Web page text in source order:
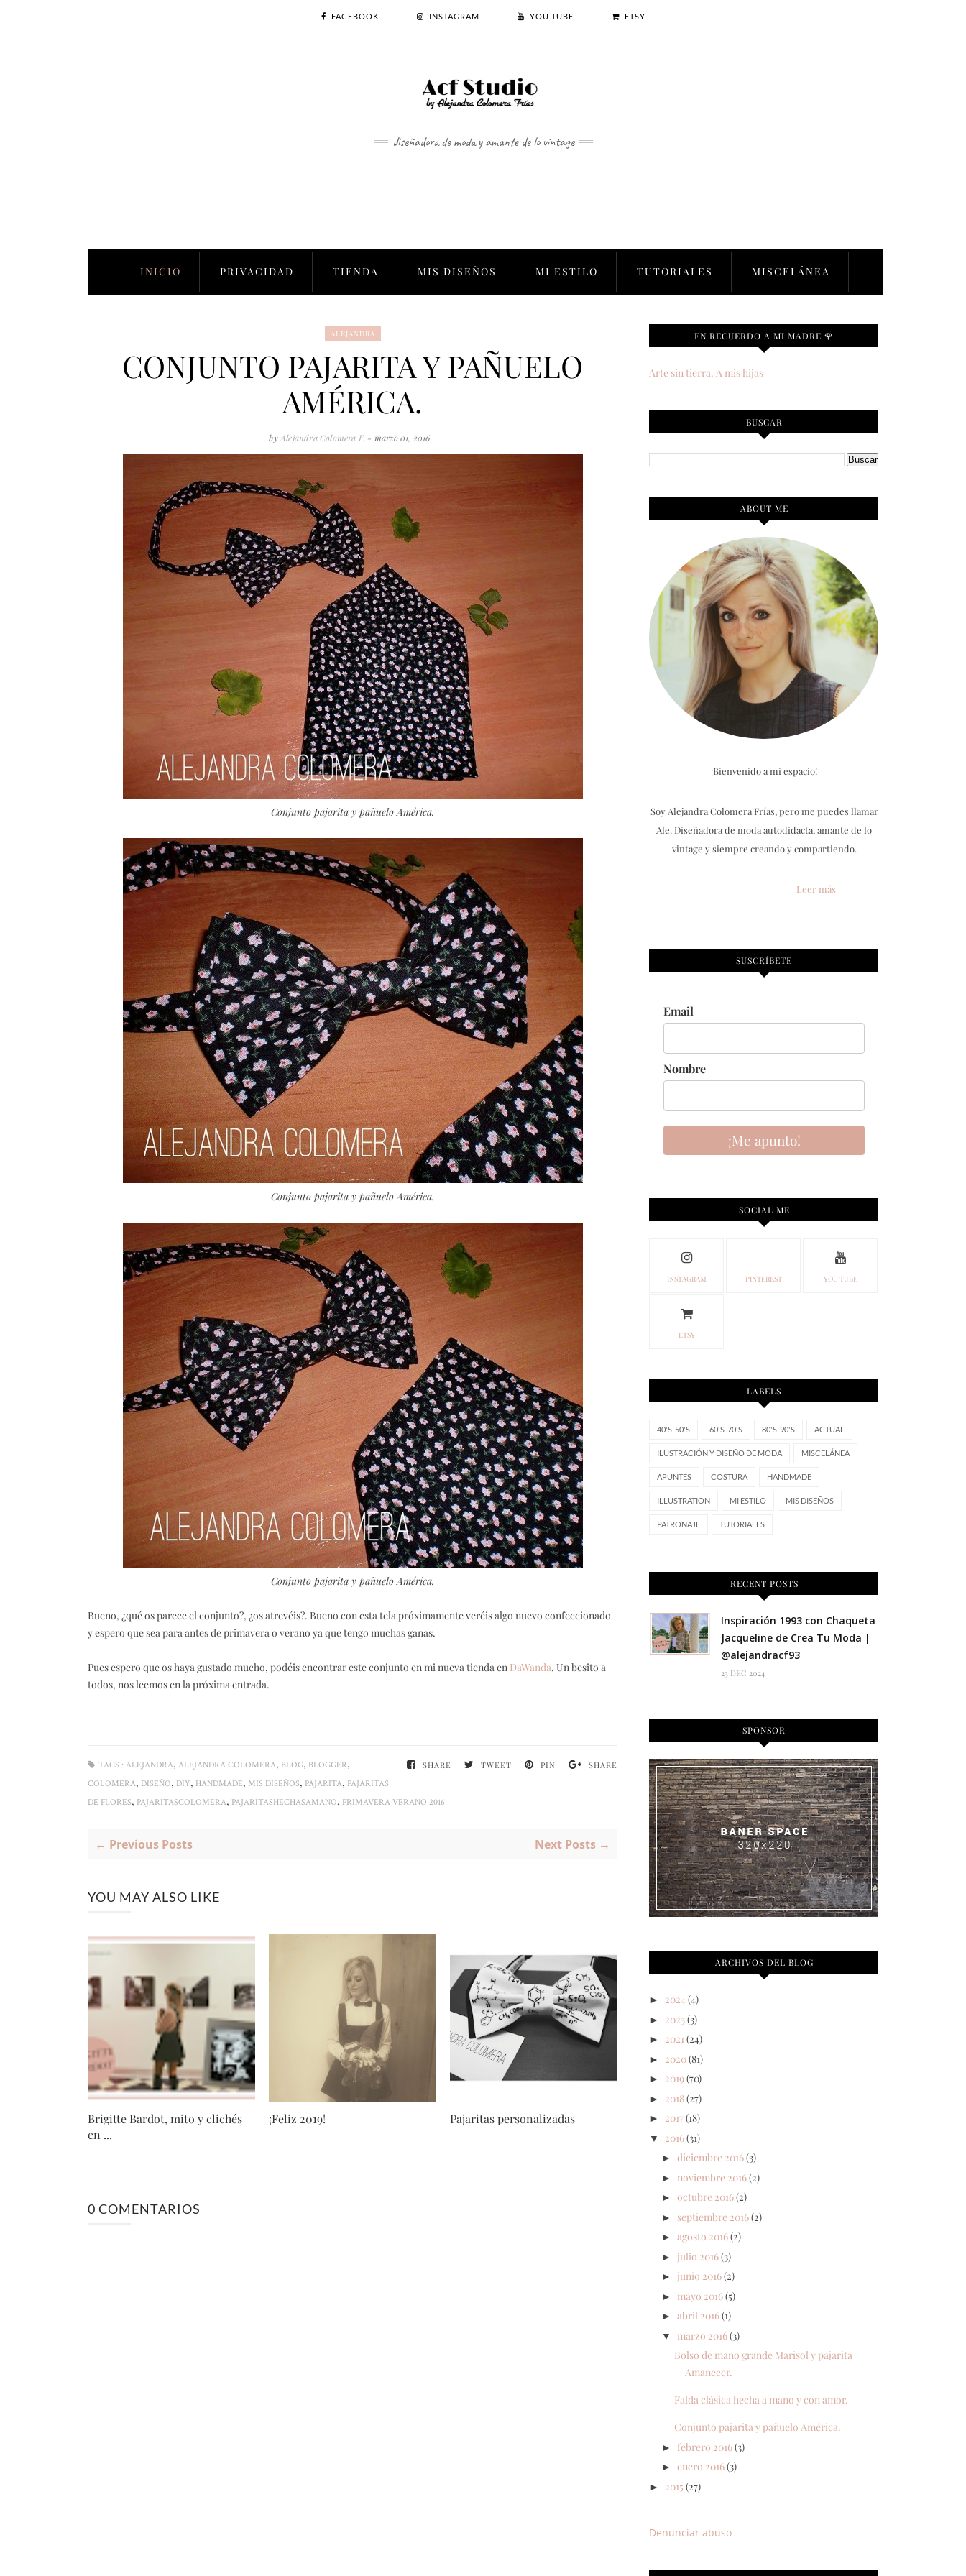
FACEBOOK INSTAGRAM YOU TUBE ETSY
diseñadora de moda y amante de lo vintage
INICIO PRIVACIDAD TIENDA MIS DISEÑOS MI ESTILO TUTORIALES MISCELÁNEA
ALEJANDRA
CONJUNTO PAJARITA Y PAÑUELO
AMÉRICA.
byAlejandra Colomera F. - marzo 01, 2016
Conjunto pajarita y pañuelo América.
Conjunto pajarita y pañuelo América.
Conjunto pajarita y pañuelo América.
Bueno, ¿qué os parece el conjunto?, ¿os atrevéis?. Bueno con esta tela próximamente veréis algo nuevo confeccionado
y espero que sea para antes de primavera o verano ya que tengo muchas ganas.
Pues espero que os haya gustado mucho, podéis encontrar este conjunto en mi nueva tienda en DaWanda. Un besito a
todos, nos leemos en la próxima entrada.
SHARE TWEET PIN SHARE
TAGS : ALEJANDRA, ALEJANDRA COLOMERA, BLOG, BLOGGER,
COLOMERA, DISEÑO, DIY, HANDMADE, MIS DISEÑOS, PAJARITA, PAJARITAS
DE FLORES, PAJARITASCOLOMERA, PAJARITASHECHASAMANO, PRIMAVERA VERANO 2016
← Previous Posts Next Posts →
YOU MAY ALSO LIKE
Brigitte Bardot, mito y clichés
en ...
¡Feliz 2019! Pajaritas personalizadas
0 COMENTARIOS
EN RECUERDO A MI MADRE 🌹
Arte sin tierra. A mis hijas
BUSCAR
ABOUT ME
¡Bienvenido a mi espacio!
Soy Alejandra Colomera Frías, pero me puedes llamar
Ale. Diseñadora de moda autodidacta, amante de lo
vintage y siempre creando y compartiendo.
Leer más
SUSCRÍBETE
Email
Nombre
¡Me apunto!
SOCIAL ME
INSTAGRAM PINTEREST YOU TUBE
ETSY
LABELS
40'S-50'S 60'S-70'S 80'S-90'S ACTUAL
ILUSTRACIÓN Y DISEÑO DE MODA MISCELÁNEA
APUNTES COSTURA HANDMADE
ILLUSTRATION MI ESTILO MIS DISEÑOS
PATRONAJE TUTORIALES
RECENT POSTS
Inspiración 1993 con Chaqueta
Jacqueline de Crea Tu Moda |
@alejandracf93
23 DEC 2024
SPONSOR
ARCHIVOS DEL BLOG
► 2024(4)
► 2023(3)
► 2021(24)
► 2020(81)
► 2019(70)
► 2018(27)
► 2017(18)
▼ 2016(31)
► diciembre 2016(3)
► noviembre 2016(2)
► octubre 2016(2)
► septiembre 2016(2)
► agosto 2016(2)
► julio 2016(3)
► junio 2016(2)
► mayo 2016(5)
► abril 2016(1)
▼ marzo 2016(3)
Bolso de mano grande Marisol y pajarita
Amanecer.
Falda clásica hecha a mano y con amor.
Conjunto pajarita y pañuelo América.
► febrero 2016(3)
► enero 2016(3)
► 2015 (27)
Denunciar abuso